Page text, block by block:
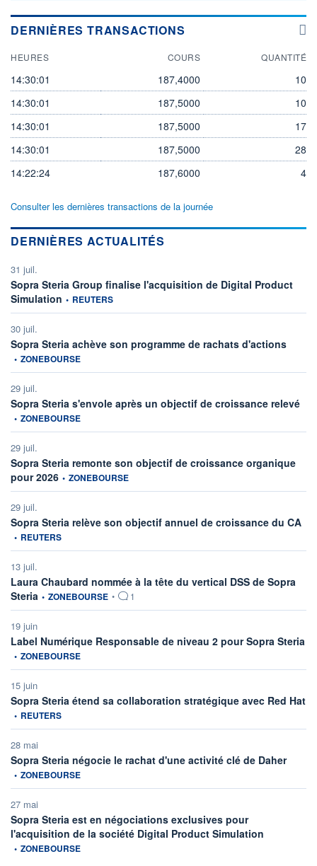
DERNIÈRES TRANSACTIONS
HEURES COURS QUANTITÉ
14:30:01 187,4000
10
14:30:01
187,5000
10
14:30:01
187,5000
17
14:30:01
187,5000
28
14:22:24
187,6000 4
Consulter les dernières transactions de la journée
DERNIÈRES ACTUALITÉS
31 juil.
Sopra Steria Group finalise l'acquisition de Digital Product
Simulation information fournie par
• REUTERS
30 juil.
Sopra Steria achève son programme de rachats d'actions
• ZONEBOURSE
29 juil.
Sopra Steria s'envole après un objectif de croissance relevé
• ZONEBOURSE
29 juil.
Sopra Steria remonte son objectif de croissance organique
pour 2026 information fournie par
• ZONEBOURSE
29 juil.
Sopra Steria relève son objectif annuel de croissance du CA
• REUTERS
13 juil.
Laura Chaubard nommée à la tête du vertical DSS de Sopra
Steria information fournie par
• ZONEBOURSE • 1
19 juin
Label Numérique Responsable de niveau 2 pour Sopra Steria
• ZONEBOURSE
15 juin
Sopra Steria étend sa collaboration stratégique avec Red Hat
• REUTERS
28 mai
Sopra Steria négocie le rachat d'une activité clé de Daher
• ZONEBOURSE
27 mai
Sopra Steria est en négociations exclusives pour
l'acquisition de la société Digital Product Simulation
• ZONEBOURSE